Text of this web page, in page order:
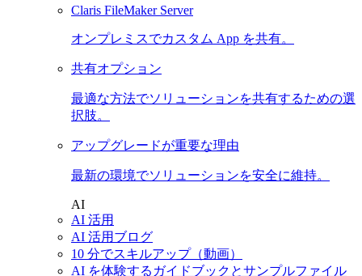
Claris FileMaker Server
オンプレミスでカスタム App を共有。
共有オプション
最適な方法でソリューションを共有するための選
択肢。
アップグレードが重要な理由
最新の環境でソリューションを安全に維持。
AI
AI 活用
AI 活用ブログ
10 分でスキルアップ（動画）
AI を体験するガイドブックとサンプルファイル